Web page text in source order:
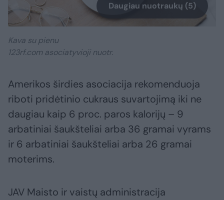
Daugiau nuotraukų (5)
Kava su pienu
123rf.com asociatyvioji nuotr.
Amerikos širdies asociacija rekomenduoja
riboti pridėtinio cukraus suvartojimą iki ne
daugiau kaip 6 proc. paros kalorijų – 9
arbatiniai šaukšteliai arba 36 gramai vyrams
ir 6 arbatiniai šaukšteliai arba 26 gramai
moterims.
JAV Maisto ir vaistų administracija